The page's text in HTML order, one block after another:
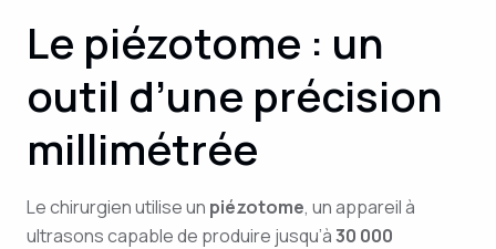
Le piézotome : un
outil d’une précision
millimétrée
Le chirurgien utilise un piézotome, un appareil à
ultrasons capable de produire jusqu’à30 000